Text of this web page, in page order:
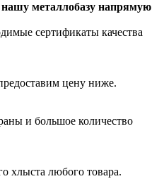
металлобазу напрямую
сертификаты качества
цену ниже.
и большое количество
хлыста любого товара.